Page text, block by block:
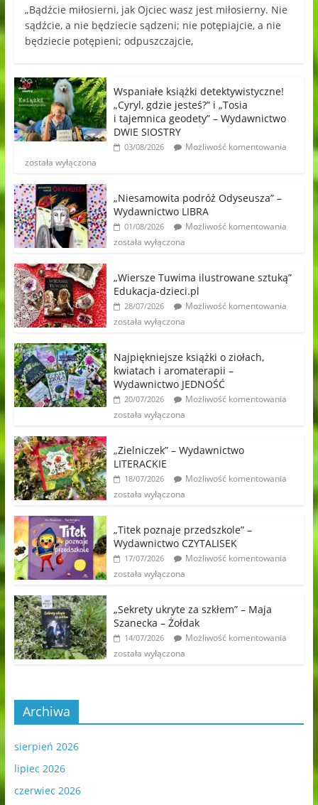
„Bądźcie miłosierni, jak Ojciec wasz jest miłosierny. Nie
sądźcie, a nie będziecie sądzeni; nie potępiajcie, a nie
będziecie potępieni; odpuszczajcie,
Wspaniałe książki detektywistyczne!
„Cyryl, gdzie jesteś?” i „Tosia
i tajemnica geodety” – Wydawnictwo
DWIE SIOSTRY
03/08/2026
Możliwość komentowania
została wyłączona
„Niesamowita podróż Odyseusza” –
Wydawnictwo LIBRA
01/08/2026
Możliwość komentowania
została wyłączona
„Wiersze Tuwima ilustrowane sztuką”
Edukacja-dzieci.pl
28/07/2026
Możliwość komentowania
została wyłączona
Najpiękniejsze książki o ziołach,
kwiatach i aromaterapii –
Wydawnictwo JEDNOŚĆ
20/07/2026
Możliwość komentowania
została wyłączona
„Zielniczek” – Wydawnictwo
LITERACKIE
18/07/2026
Możliwość komentowania
została wyłączona
„Titek poznaje przedszkole” –
Wydawnictwo CZYTALISEK
17/07/2026
Możliwość komentowania
została wyłączona
„Sekrety ukryte za szkłem” – Maja
Szanecka – Żołdak
14/07/2026
Możliwość komentowania
została wyłączona
Archiwa
sierpień 2026
lipiec 2026
czerwiec 2026